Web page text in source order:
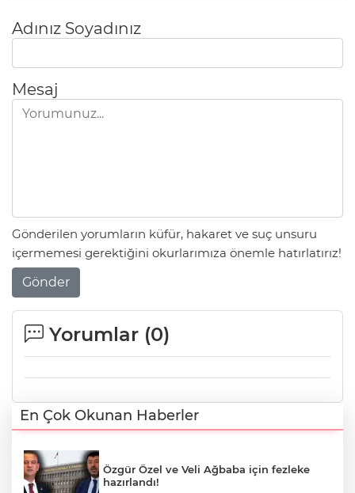
Adınız Soyadınız
Mesaj
Gönderilen yorumların küfür, hakaret ve suç unsuru
içermemesi gerektiğini okurlarımıza önemle hatırlatırız!
Gönder
Yorumlar (0)
En Çok Okunan Haberler
Özgür Özel ve Veli Ağbaba için fezleke
hazırlandı!